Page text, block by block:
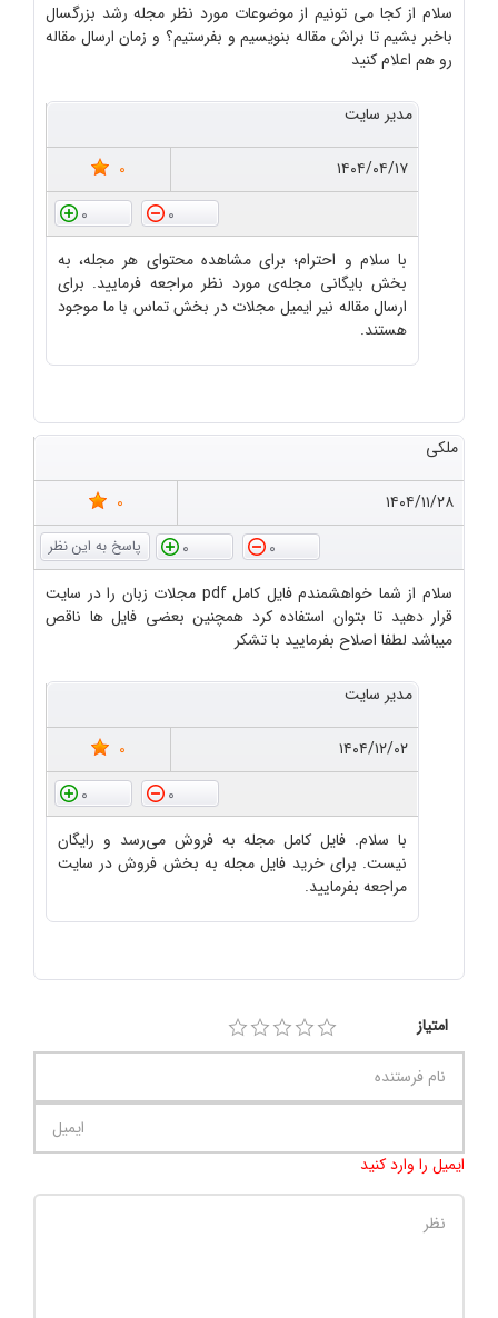
سلام از کجا می تونیم از موضوعات مورد نظر مجله رشد بزرگسال
باخبر بشیم تا براش مقاله بنویسیم و بفرستیم؟ و زمان ارسال مقاله
رو هم اعلام کنید
مدیر سایت
۱۴۰۴/۰۴/۱۷
0
0
0
با سلام و احترام؛ برای مشاهده محتوای هر مجله، به
بخش بایگانی مجله‌ی مورد نظر مراجعه فرمایید. برای
ارسال مقاله نیر ایمیل مجلات در بخش تماس با ما موجود
هستند.
ملکی
۱۴۰۴/۱۱/۲۸
0
0
0
سلام از شما خواهشمندم فایل کامل pdf مجلات زبان را در سایت
قرار دهید تا بتوان استفاده کرد همچنین بعضی فایل ها ناقص
میباشد لطفا اصلاح بفرمایید با تشکر
مدیر سایت
۱۴۰۴/۱۲/۰۲
0
0
0
با سلام. فایل کامل مجله به فروش می‌رسد و رایگان
نیست. برای خرید فایل مجله به بخش فروش در سایت
مراجعه بفرمایید.
امتیاز
ایمیل را وارد کنید